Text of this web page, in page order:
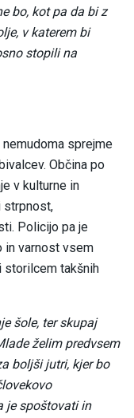
bo, kot pa da bi z
v katerem bi
stopili na
sprejme
Občina po
v kulturne in
strpnost,
Policijo pa je
in varnost vsem
storilcem takšnih
šole, ter skupaj
želim predvsem
boljši jutri, kjer bo
je spoštovati in